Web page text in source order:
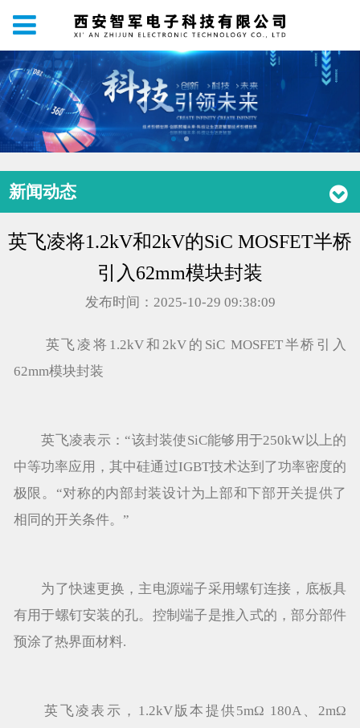
新闻动态
英飞凌将1.2kV和2kV的SiC MOSFET半桥
引入62mm模块封装
发布时间：2025-10-29 09:38:09
英飞凌将1.2kV和2kV的SiC MOSFET半桥引入
62mm模块封装
英飞凌表示：“该封装使SiC能够用于250kW以上的
中等功率应用，其中硅通过IGBT技术达到了功率密度的
极限。“对称的内部封装设计为上部和下部开关提供了
相同的开关条件。”
为了快速更换，主电源端子采用螺钉连接，底板具
有用于螺钉安装的孔。控制端子是推入式的，部分部件
预涂了热界面材料.
英飞凌表示，1.2kV版本提供5mΩ 180A、2mΩ